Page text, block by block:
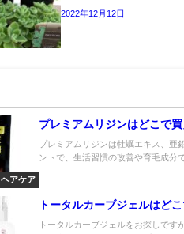
2022年12月12日
ヘアケア
プレミアムリジンはどこで
プレミアムリジンは牡蠣エキス、亜
ントで、生活習慣の改善や育毛成分
トータルカーブジェルはど
トータルカーブジェルをお探しです